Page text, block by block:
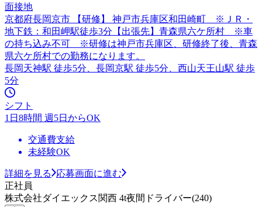
面接地
京都府長岡京市 【研修】 神戸市兵庫区和田崎町 ※ＪＲ・
地下鉄：和田岬駅徒歩3分【出張先】青森県六ケ所村 ※車
の持ち込み不可 ※研修は神戸市兵庫区、研修終了後、青森
県六ケ所村での勤務になります。
長岡天神駅 徒歩5分、長岡京駅 徒歩5分、西山天王山駅 徒歩
5分
シフト
1日8時間 週5日からOK
交通費支給
未経験OK
詳細を見る
応募画面に進む
正社員
株式会社ダイエックス関西 4t夜間ドライバー(240)